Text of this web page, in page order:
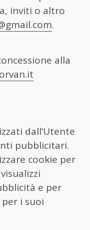
inviti o altro
.
alla
dall’Utente
pubblicitari.
cookie per
e per
i suoi